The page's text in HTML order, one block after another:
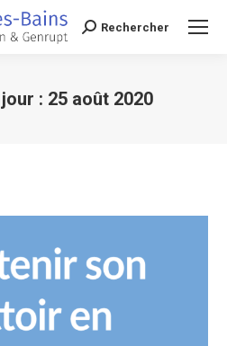
Recherche
Rechercher
: 25 août 2020